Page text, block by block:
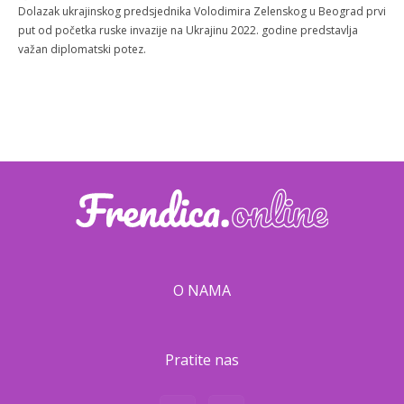
Dolazak ukrajinskog predsjednika Volodimira Zelenskog u Beograd prvi
put od početka ruske invazije na Ukrajinu 2022. godine predstavlja
važan diplomatski potez.
O NAMA
Pratite nas